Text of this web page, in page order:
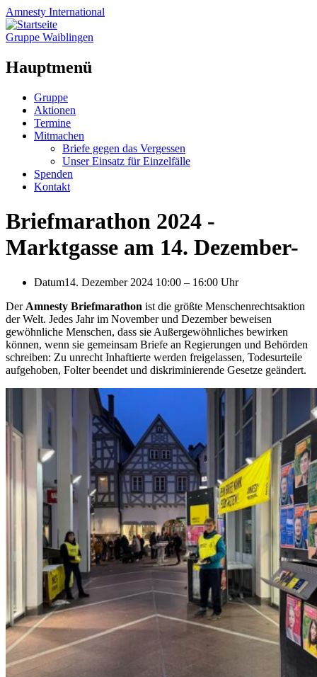
Amnesty International
Gruppe Waiblingen
Hauptmenü
Zum
Inhalt
springen
Gruppe
Aktionen
Termine
Mitmachen
Briefe gegen das Vergessen
Unser Einsatz für Einzelfälle
Spenden
Kontakt
Briefmarathon 2024 -
Marktgasse am 14. Dezember-
Datum14. Dezember 2024 10:00 – 16:00 Uhr
Der Amnesty Briefmarathon ist die größte Menschenrechtsaktion
der Welt. Jedes Jahr im November und Dezember beweisen
gewöhnliche Menschen, dass sie Außergewöhnliches bewirken
können, wenn sie gemeinsam Briefe an Regierungen und Behörden
schreiben: Zu unrecht Inhaftierte werden freigelassen, Todesurteile
aufgehoben, Folter beendet und diskriminierende Gesetze geändert.